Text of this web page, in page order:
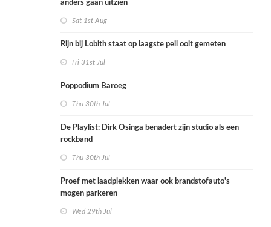
anders gaan uitzien
Sat 1st Aug
Rijn bij Lobith staat op laagste peil ooit gemeten
Fri 31st Jul
Poppodium Baroeg
Thu 30th Jul
De Playlist: Dirk Osinga benadert zijn studio als een
rockband
Thu 30th Jul
Proef met laadplekken waar ook brandstofauto's
mogen parkeren
Wed 29th Jul